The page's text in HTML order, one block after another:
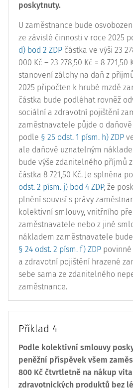
poskytnuty.
U zaměstnance bude
ze závislé činnosti v roce 2025
d) bod 2 ZDP částka ve výši 23
000 Kč – 23 278,50 Kč = 8 721,50
stanovení zálohy na daň z
2025 připočten k hrubé mzdě
částka bude podléhat rovněž
sociální a zdravotní pojištění
zaměstnavatele půjde o
podle § 25 odst. 1 písm. h) ZDP
ale daňově uznatelným
bude výše zdanitelného příjmů
částka 8 721,50 Kč. Je splněna
odst. 2 písm. j) bod 4 ZDP, že
plnění souvisí s právy
kolektivní smlouvy, vnitřního
zaměstnavatele nebo z jiné
nákladem zaměstnavatele
§ 24 odst. 2 písm. f) ZDP
a zdravotní pojištění hrazené
sebe sama ze zdanitelného
zaměstnance.
Příklad 4
Podle kolektivní smlouvy
peněžní příspěvek všem
800 Kč čtvrtletně na nákup
zdravotnických produktů bez